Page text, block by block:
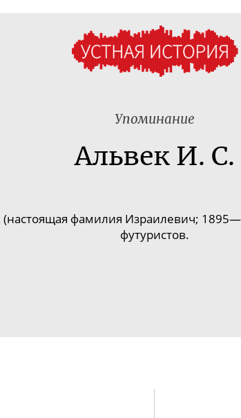
Упоминание
Альвек И. С.
фамилия Израилевич;
футуристов.